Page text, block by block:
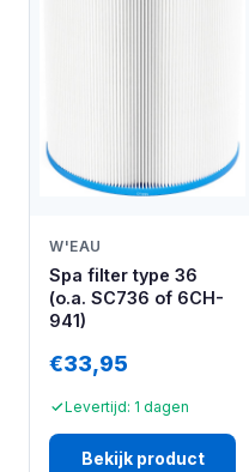
W'EAU
Spa filter type 36
(o.a. SC736 of 6CH-
941)
€33,95
Levertijd: 1 dagen
Bekijk product